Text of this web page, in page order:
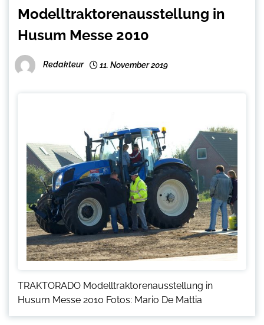
Modelltraktorenausstellung in
Husum Messe 2010
Redakteur 11. November 2019
TRAKTORADO Modelltraktorenausstellung in
Husum Messe 2010 Fotos: Mario De Mattia